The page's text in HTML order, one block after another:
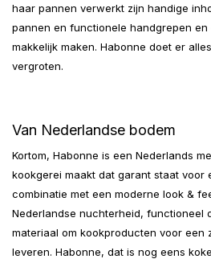
haar pannen verwerkt zijn handige
pannen en functionele handgrepen
makkelijk maken. Habonne doet er
vergroten.
Van Nederlandse bodem
Kortom, Habonne is een Nederlands
kookgerei maakt dat garant staat voor
combinatie met een moderne look &
Nederlandse nuchterheid, functioneel
materiaal om kookproducten voor een
leveren. Habonne, dat is nog eens